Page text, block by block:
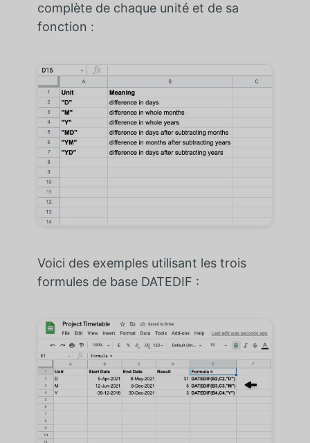
complète de chaque unité et de sa
fonction :
Voici des exemples utilisant les trois
formules de base DATEDIF :